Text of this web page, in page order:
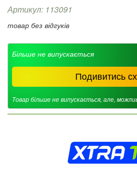
Артикул: 113091
товар без відгуків
Більше не випускається
Подивитись
Товар більше не випускається, але,